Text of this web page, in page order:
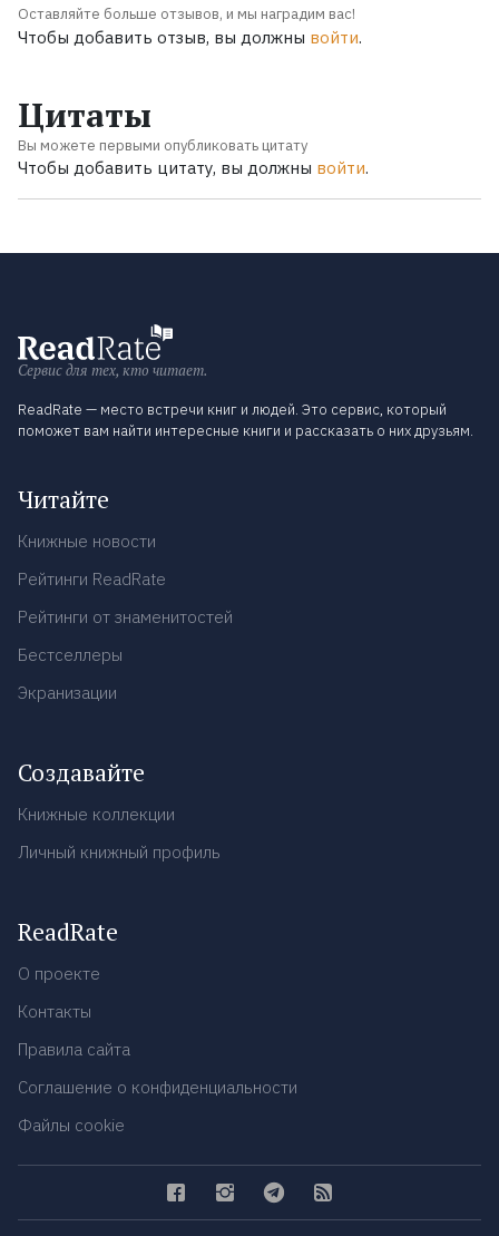
Оставляйте больше отзывов, и мы наградим вас!
Чтобы добавить отзыв, вы должны войти.
Цитаты
Вы можете первыми опубликовать цитату
Чтобы добавить цитату, вы должны войти.
Сервис для тех, кто читает.
ReadRate — место встречи книг и людей. Это сервис, который
поможет вам найти интересные книги и рассказать о них друзьям.
Читайте
Книжные новости
Рейтинги ReadRate
Рейтинги от знаменитостей
Бестселлеры
Экранизации
Создавайте
Книжные коллекции
Личный книжный профиль
ReadRate
О проекте
Контакты
Правила сайта
Соглашение о конфиденциальности
Файлы cookie